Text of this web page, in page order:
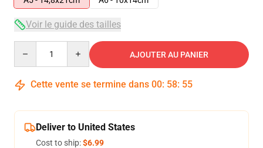
Voir le guide des tailles
AJOUTER AU PANIER
Cette vente se termine dans 00: 58: 54
Deliver to United States
Cost to ship:$6.99